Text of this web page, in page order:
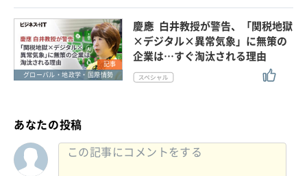
記事
グローバル・地政学・国際情勢
慶應 白井教授が警告、「関税地獄
×デジタル×異常気象」に無策の
企業は…すぐ淘汰される理由
あなたの投稿